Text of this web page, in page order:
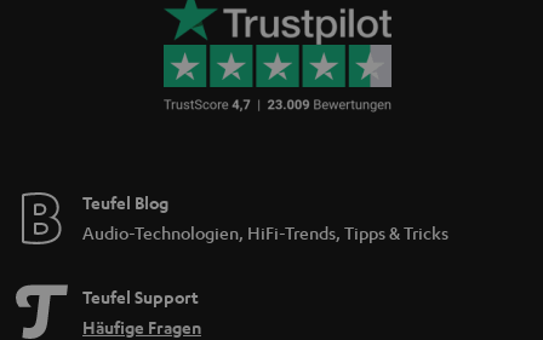
Teufel Blog
Audio-Technologien, HiFi-Trends, Tipps & Tricks
Teufel Support
Häufige Fragen